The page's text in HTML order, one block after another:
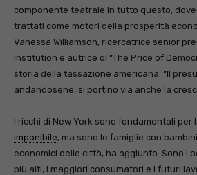
componente teatrale in tutto questo,
trattati come motori della prosperità
Vanessa Williamson, ricercatrice senior
Institution e autrice di “The Price of
storia della tassazione americana. “Il
andandosene, si portino via anche la
I ricchi di New York sono fondamentali per
imponibile, ma sono le famiglie con
economici delle città, ha aggiunto. Sono i
più alti, i maggiori consumatori e i futuri